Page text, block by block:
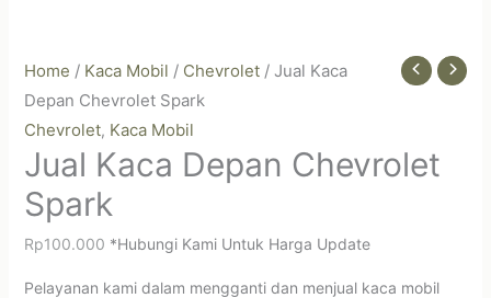
Home / Kaca Mobil / Chevrolet/ Jual Kaca
Depan Chevrolet Spark
Chevrolet, Kaca Mobil
Jual Kaca Depan Chevrolet
Spark
Rp100.000 *Hubungi Kami Untuk Harga Update
Pelayanan kami dalam mengganti dan menjual kaca mobil